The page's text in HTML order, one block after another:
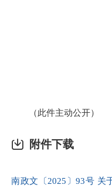
（此件主动公开）
附件下载
南政文〔2025〕93号 关